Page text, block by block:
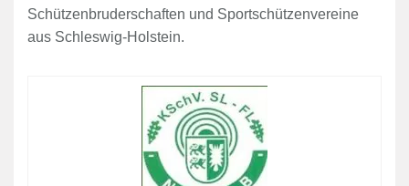
Schützenbruderschaften und Sportschützenvereine
aus Schleswig-Holstein.